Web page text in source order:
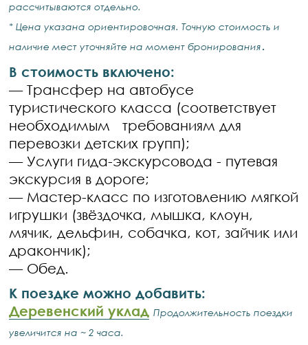
рассчитываются отдельно.
* Цена указана ориентировочная. Точную стоимость и
наличие мест уточняйте на момент бронирования.
В стоимость включено:
— Трансфер на автобусе
туристического класса (соответствует
необходимым требованиям для
перевозки детских групп);
— Услуги гида-экскурсовода - путевая
экскурсия в дороге;
— Мастер-класс по изготовлению мягкой
игрушки (звёздочка, мышка, клоун,
мячик, дельфин, собачка, кот, зайчик или
дракончик);
— Обед.
К поездке можно добавить:
Деревенский уклад Продолжительность поездки
увеличится на ~ 2 часа.